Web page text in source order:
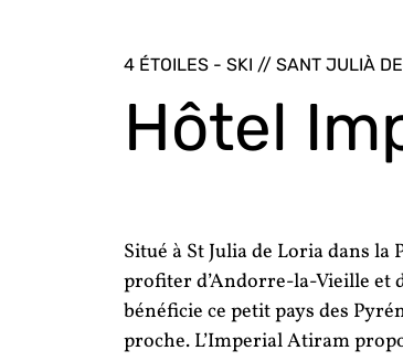
4 ÉTOILES - SKI // SANT JULIÀ
Hôtel
Situé à St Julia de Loria dans
profiter d’Andorre-la-Vieille et
bénéficie ce petit pays des
proche. L’Imperial Atiram